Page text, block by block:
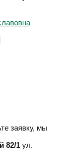
заявку, мы
82/1 ул.